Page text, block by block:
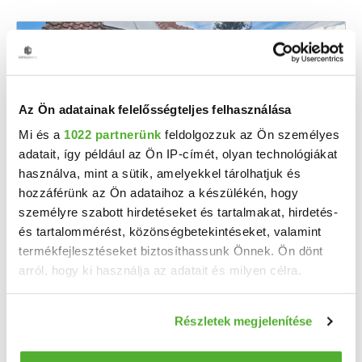
Az Ön adatainak felelősségteljes felhasználása
Mi és a 1022 partnerünk feldolgozzuk az Ön személyes
adatait, így például az Ön IP-címét, olyan technológiákat
használva, mint a sütik, amelyekkel tárolhatjuk és
hozzáférünk az Ön adataihoz a készülékén, hogy
személyre szabott hirdetéseket és tartalmakat, hirdetés-
és tartalommérést, közönségbetekintéseket, valamint
termékfejlesztéseket biztosíthassunk Önnek. Ön dönt
arról, hogy ki használja az adatait és milyen célra.
Információgyűjtés az Ön földrajzi elhelyezkedéséről
pár méteres pontossággal
Részletek megjelenítése
25 M Ft 396 825 Ft/m
Vönöck - Eladó sorház
Eladásra kínálok Vas vármegyében, a Celldömölki járásban, Vönöckön rendezett-gondozott ...
1 szoba 63 m
építés éve: 1950